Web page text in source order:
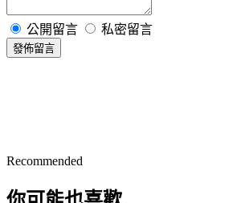
公開留言 私密留言
發佈留言
Recommended